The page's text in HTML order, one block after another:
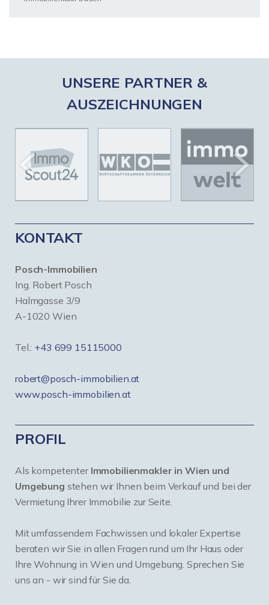
UNSERE PARTNER &
AUSZEICHNUNGEN
KONTAKT
Posch-Immobilien
Ing. Robert Posch
Halmgasse 3/9
A-1020 Wien
Tel.: +43 699 15115000
robert@posch-immobilien.at
www.posch-immobilien.at
PROFIL
Als kompetenter Immobilienmakler in Wien und
Umgebung stehen wir Ihnen beim Verkauf und bei der
Vermietung Ihrer Immobilie zur Seite.
Mit umfassendem Fachwissen und lokaler Expertise
beraten wir Sie in allen Fragen rund um Ihr Haus oder
Ihre Wohnung in Wien und Umgebung. Sprechen Sie
uns an - wir sind für Sie da.